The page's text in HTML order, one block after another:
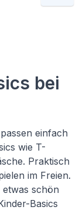
bei
einfach
wie T-
Praktisch
im Freien.
etwas schön
Basics